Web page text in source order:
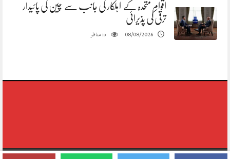
اقوام متحدہ کے اہلکار کی جانب سے چین کی پائیدار
ترقی کی پذیرائی
08/08/2026
10مناظر